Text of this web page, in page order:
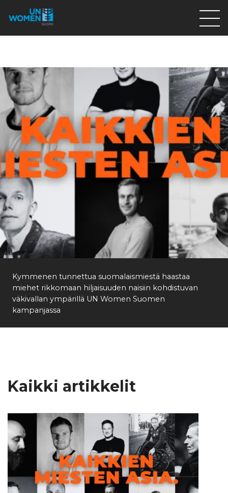
Osallistu
Mitä teemme
Ajankohtaista
Tietoa meistä
På Svenska
Valikon rivi
Lahjoita
Etsi
Kymmenen tunnettua suomalaismiestä haastaa
miehet rikkomaan hiljaisuuden naisiin kohdistuvan
väkivallan ympärillä UN Women Suomen
kampanjassa
Kaikki artikkelit